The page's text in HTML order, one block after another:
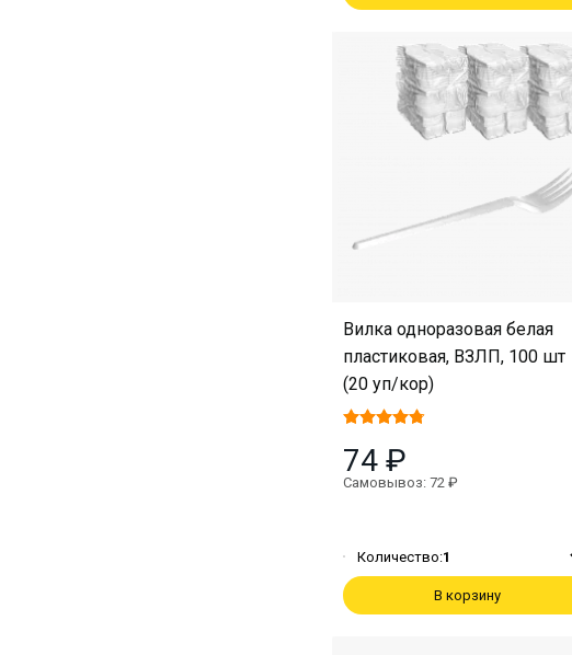
Вилка одноразовая белая
пластиковая, ВЗЛП, 100 шт
(20 уп/кор)
74 ₽
Самовывоз: 72 ₽
Количество:1
В корзину